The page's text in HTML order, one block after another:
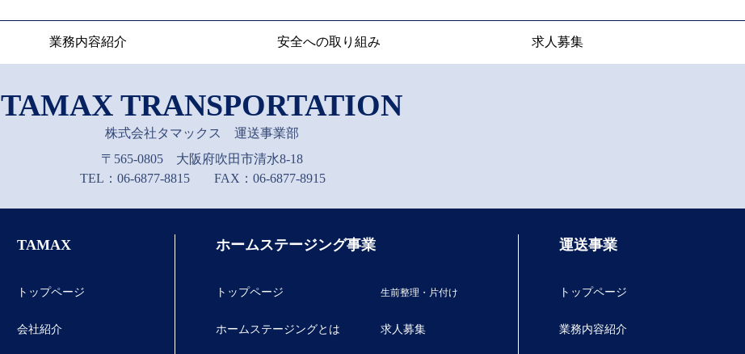
業務内容紹介 安全への取り組み 求人募集
TAMAX TRANSPORTATION
株式会社タマックス 運送事業部
〒565-0805 大阪府吹田市清水8-18
TEL：06-6877-8815 FAX：06-6877-8915
TAMAX
トップページ
会社紹介
ホームステージング事業
トップページ
ホームステージングとは
生前整理・片付け
求人募集
運送事業
トップページ
業務内容紹介